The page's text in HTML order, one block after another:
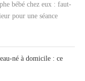
bébé chez eux : faut-
pour une séance
né à domicile : ce